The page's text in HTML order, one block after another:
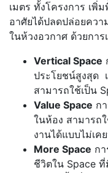
เมตร ทั้งโครงการ เพิ่
อาศัยได้ปลดปล่อยควา
ในห้วงอวกาศ ด้วยกา
Vertical Space
ประโยชน์สูงสุด
สามารถใช้เป็น
Value Space ก
ในห้อง สามารถ
งานได้แบบไม่เค
More Space ก
ชีวิตใน Space